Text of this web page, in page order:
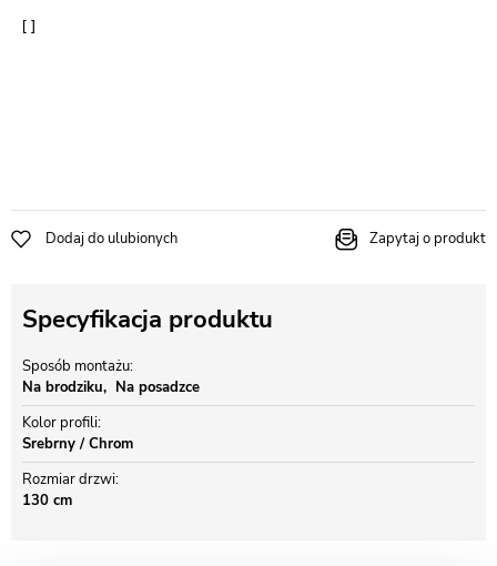
Dodaj do ulubionych Zapytaj o produkt
Specyfikacja produktu
Sposób montażu
Na brodziku
Na posadzce
Kolor profili
Srebrny / Chrom
Rozmiar drzwi
130 cm